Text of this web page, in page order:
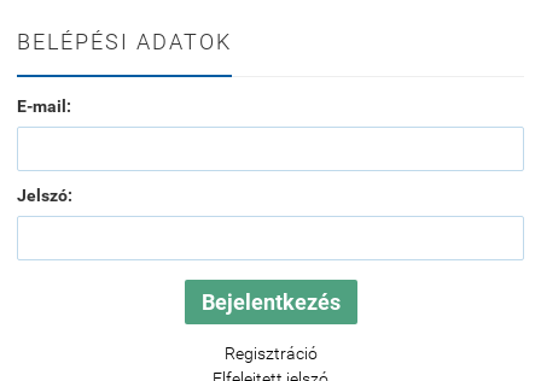
BELÉPÉSI ADATOK
E-mail:
Jelszó:
Regisztráció